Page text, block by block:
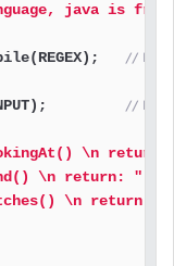
java is
\n
\n return: "
\n return: "